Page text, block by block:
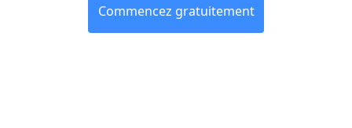
Commencez gratuitement